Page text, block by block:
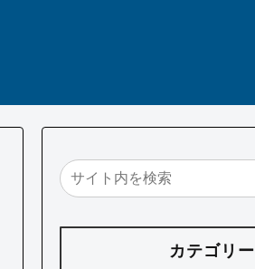
カテゴリー